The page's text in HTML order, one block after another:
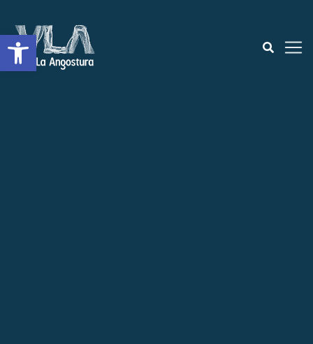
Open toolbar